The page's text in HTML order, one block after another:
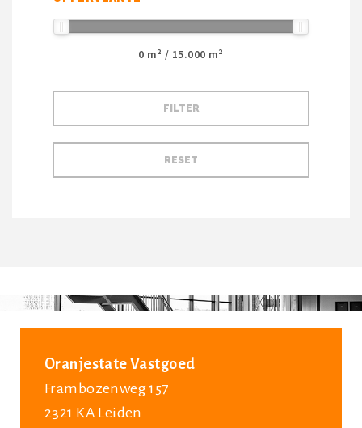
0 m² / 15.000 m²
Oranjestate Vastgoed
Frambozenweg 157
2321 KA Leiden